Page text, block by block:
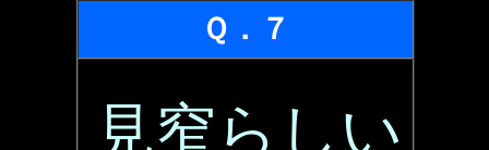
Ｑ．７
見窄らしい